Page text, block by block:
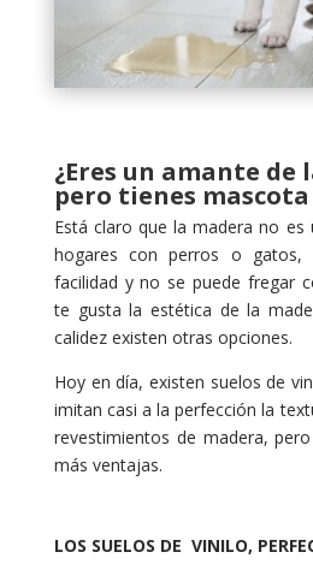
¿Eres un amante de
pero tienes mascota
Está claro que la madera no es
hogares con perros o
facilidad y no se puede fregar
te gusta la estética de la
calidez existen otras opciones.
Hoy en día, existen suelos de
imitan casi a la perfección la
revestimientos de madera,
más ventajas.
LOS SUELOS DE VINILO,